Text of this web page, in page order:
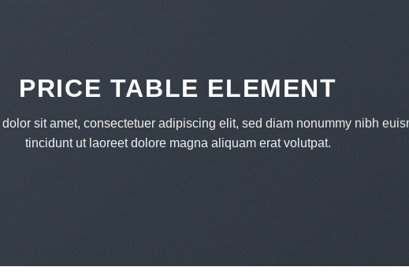
PRICE TABLE ELEMENT
dolor sit amet, consectetuer adipiscing elit, sed diam nonummy nibh
tincidunt ut laoreet dolore magna aliquam erat volutpat.